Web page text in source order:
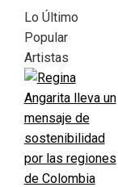
Lo Último
Popular
Artistas